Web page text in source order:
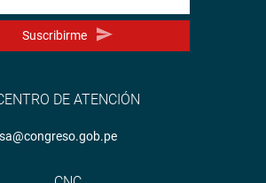
Suscribirme
DE ATENCIÓN